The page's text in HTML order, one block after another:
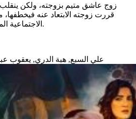
زوج عاشق متيم بزوجته، ولكن
قررت زوجته الابتعاد عنه فيخطفها،
الاجتماعية المختلفة على جميع الأصعدة.
| علي السبع, هبة الدري, يعقوب